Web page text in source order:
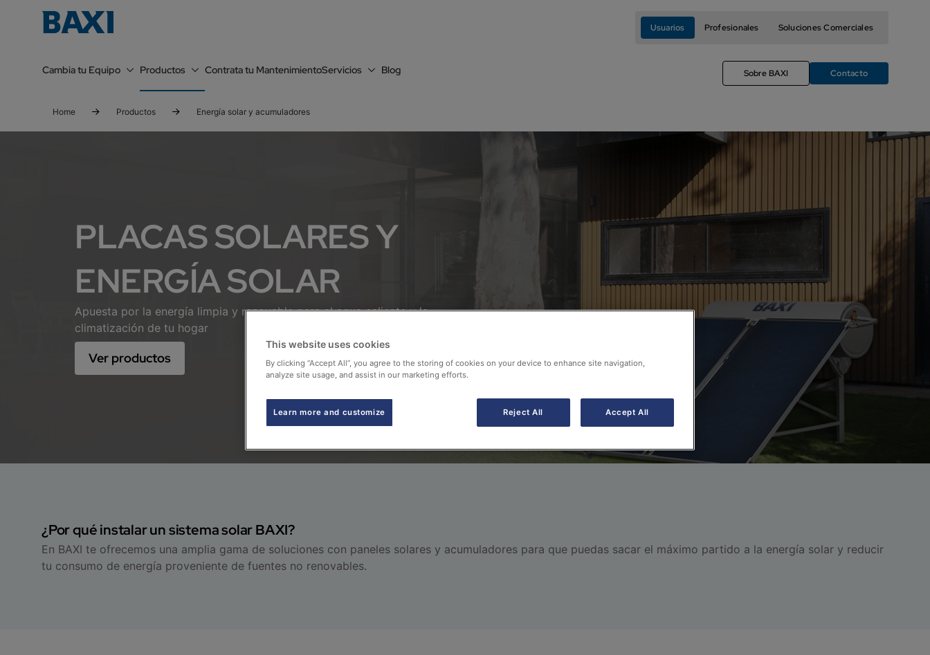
Usuarios Profesionales Soluciones Comerciales
Cambia tu Equipo Productos Contrata tu MantenimientoServicios Blog Sobre BAXI Contacto
Home Productos Energía solar y acumuladores
PLACAS SOLARES Y
ENERGÍA SOLAR
Apuesta por la energía limpia y renovable para el agua caliente y la
climatización de tu hogar
Ver productos
¿Por qué instalar un sistema solar BAXI?
En BAXI te ofrecemos una amplia gama de soluciones con paneles solares y acumuladores para que puedas sacar el máximo partido a la energía solar y reducir
tu consumo de energía proveniente de fuentes no renovables.
This website uses cookies
By clicking “Accept All”, you agree to the storing of cookies on your device to enhance site navigation,
analyze site usage, and assist in our marketing efforts.
Learn more and customize Reject All Accept All